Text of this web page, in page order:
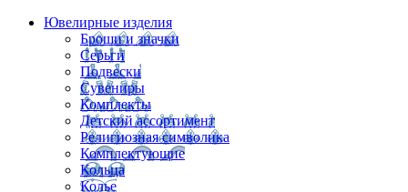
Ювелирные изделия
Броши и значки
Серьги
Подвески
Сувениры
Комплекты
Детский ассортимент
Религиозная символика
Комплектующие
Кольца
Колье